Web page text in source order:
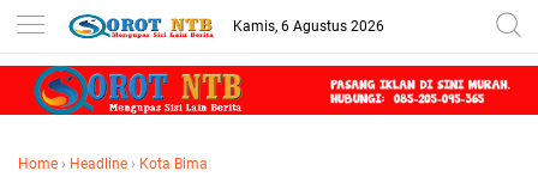
Kamis, 6 Agustus 2026
Home › Headline › Kota Bima